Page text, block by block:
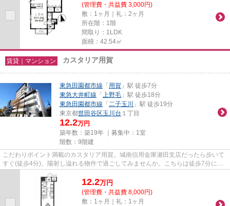
(管理費・共益費 3,000円)
敷：1ヶ月｜礼：2ヶ月
所在階：1階
間取り：1LDK
面積：42.54㎡
賃貸｜マンション カスタリア用賀
東急田園都市線 「用賀 」駅 徒歩7分
東急大井町線 「 上野毛 」駅 徒歩18分
東急田園都市線 「二子玉川
」駅 徒歩19分
東京都世田谷区玉川台 １丁目
12.2万円
築年数：築19年 ｜募集中： 1室
階数：9階建
こだわりポイント満載のカスタリア用賀。城南信用金庫瀬田支店だったら歩いて
すぐ(徒歩4分)。陽射し溢れる物件で過ごしてみませんか。こちらは徒歩7分に立
地する物件です。お電話でハ...
12.2万円
(管理費・共益費 8,000円)
敷：1ヶ月｜礼：1ヶ月